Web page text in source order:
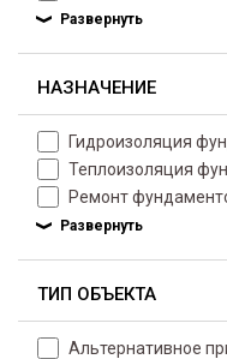
НАЗНАЧЕНИЕ
Гидроизоляция
Теплоизоляция
Ремонт
ТИП ОБЪЕКТА
Альтернативное